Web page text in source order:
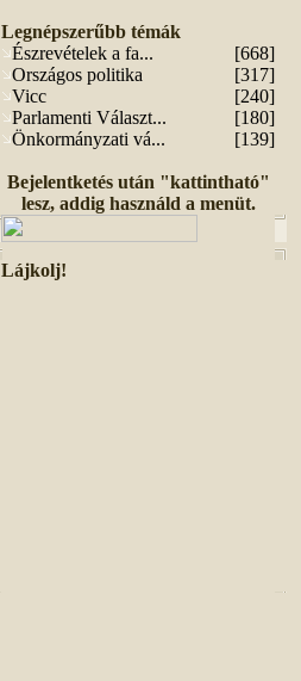
Legnépszerűbb témák
Észrevételek a fa...
[668]
Országos politika
[317]
Vicc
[240]
Parlamenti Választ...
[180]
Önkormányzati vá...
[139]
Bejelentketés után "kattintható"
lesz, addig használd a menüt.
Lájkolj!